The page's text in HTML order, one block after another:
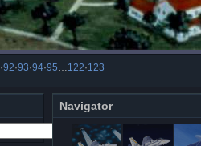
·92·93·94·95 122·123
Navigator